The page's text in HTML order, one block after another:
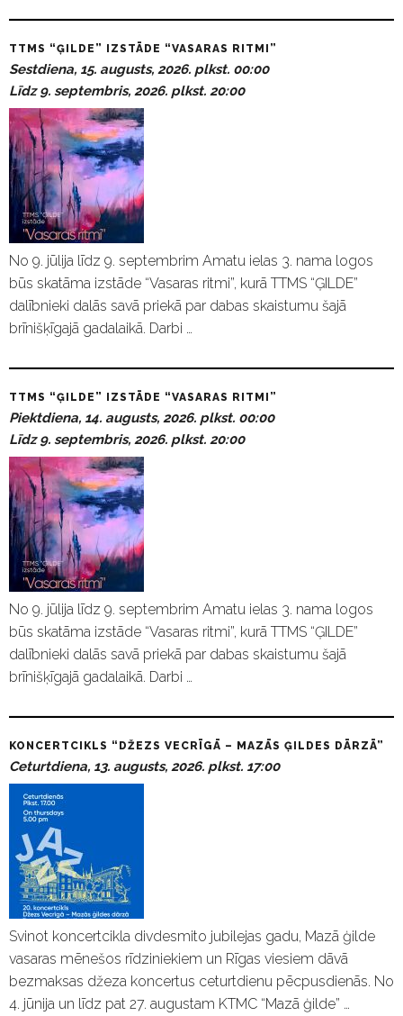
TTMS “ĢILDE” IZSTĀDE “VASARAS RITMI”
Sestdiena, 15. augusts, 2026. plkst. 00:00
Līdz 9. septembris, 2026. plkst. 20:00
No 9. jūlija līdz 9. septembrim Amatu ielas 3. nama logos
būs skatāma izstāde “Vasaras ritmi”, kurā TTMS “ĢILDE”
dalībnieki dalās savā priekā par dabas skaistumu šajā
brīnišķīgajā gadalaikā. Darbi …
TTMS “ĢILDE” IZSTĀDE “VASARAS RITMI”
Piektdiena, 14. augusts, 2026. plkst. 00:00
Līdz 9. septembris, 2026. plkst. 20:00
No 9. jūlija līdz 9. septembrim Amatu ielas 3. nama logos
būs skatāma izstāde “Vasaras ritmi”, kurā TTMS “ĢILDE”
dalībnieki dalās savā priekā par dabas skaistumu šajā
brīnišķīgajā gadalaikā. Darbi …
KONCERTCIKLS “DŽEZS VECRĪGĀ – MAZĀS ĢILDES DĀRZĀ”
Ceturtdiena, 13. augusts, 2026. plkst. 17:00
Svinot koncertcikla divdesmito jubilejas gadu, Mazā ģilde
vasaras mēnešos rīdziniekiem un Rīgas viesiem dāvā
bezmaksas džeza koncertus ceturtdienu pēcpusdienās. No
4. jūnija un līdz pat 27. augustam KTMC “Mazā ģilde” …